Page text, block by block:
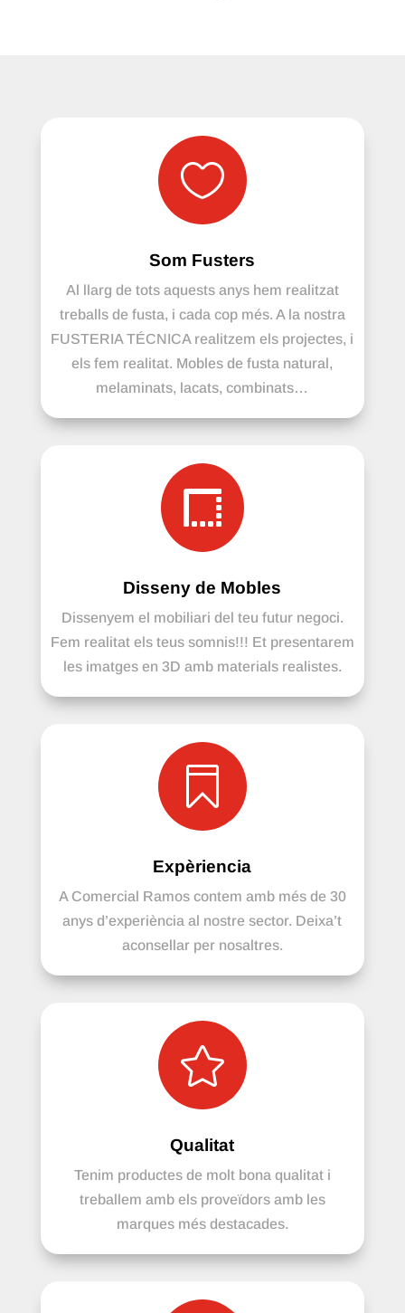

Som Fusters
Al llarg de tots aquests anys hem realitzat
treballs de fusta, i cada cop més. A la nostra
FUSTERIA TÉCNICA realitzem els projectes, i
els fem realitat. Mobles de fusta natural,
melaminats, lacats, combinats…

Disseny de Mobles
Dissenyem el mobiliari del teu futur negoci.
Fem realitat els teus somnis!!! Et presentarem
les imatges en 3D amb materials realistes.

Expèriencia
A Comercial Ramos contem amb més de 30
anys d’experiència al nostre sector. Deixa’t
aconsellar per nosaltres.

Qualitat
Tenim productes de molt bona qualitat i
treballem amb els proveïdors amb les
marques més destacades.